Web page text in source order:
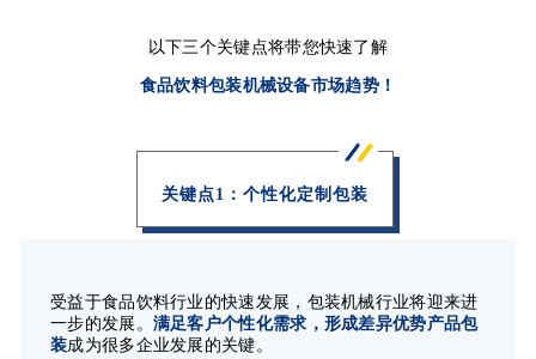
以下三个关键点将带您快速了解
食品饮料包装机械设备市场趋势！
关键点1：个性化定制包装
受益于食品饮料行业的快速发展，包装机械行业将迎来进
一步的发展。 满足客户个性化需求，形成差异优势产品包
装成为很多企业发展的关键。